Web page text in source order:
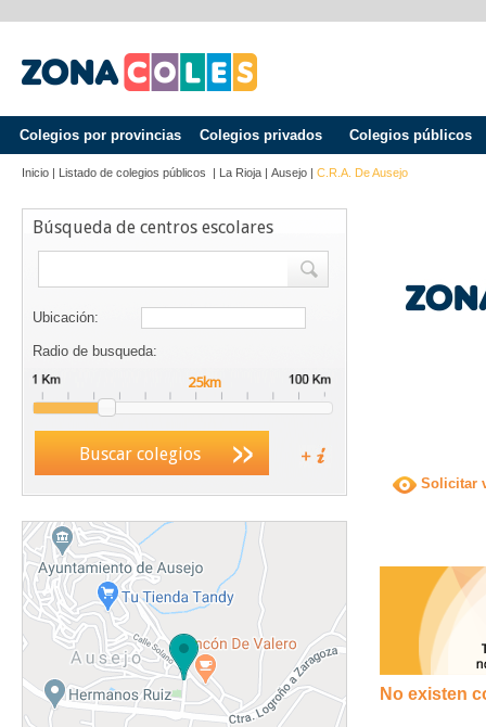
Colegios por provincias Colegios privados Colegios públicos
Inicio | Listado de colegios públicos | La Rioja | Ausejo | C.R.A. De Ausejo
Búsqueda de centros escolares
Ubicación:
Radio de busqueda:
Buscar colegios
Solicitar
No existen